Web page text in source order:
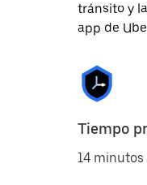
tránsito y
app de
Tiempo
14 minutos